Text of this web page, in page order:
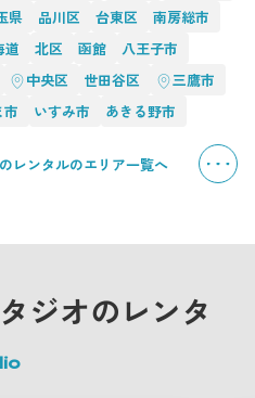
県 品川区 台東区
南房総市
道 北区 函館
八王子市
中央区 世田谷区
三鷹市
市 いすみ市 あきる野市
レンタルのエリア一覧へ
ジオのレンタ